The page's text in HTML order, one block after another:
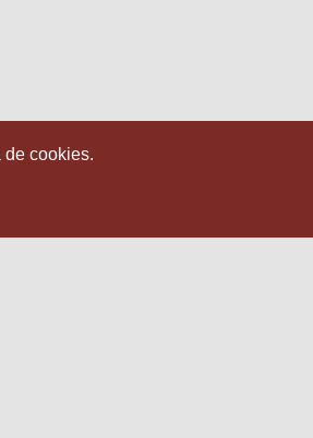
de cookies.